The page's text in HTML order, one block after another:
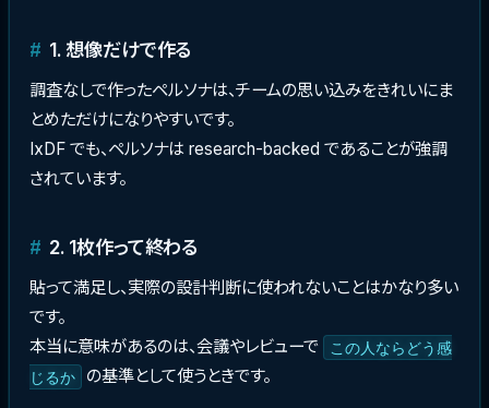
1. 想像だけで作る
調査なしで作ったペルソナは、チームの思い込みをきれいにま
とめただけになりやすいです。
IxDF でも、ペルソナは research-backed であることが強調
されています。
2. 1枚作って終わる
貼って満足し、実際の設計判断に使われないことはかなり多い
です。
本当に意味があるのは、会議やレビューで
この人ならどう感
じるか
の基準として使うときです。